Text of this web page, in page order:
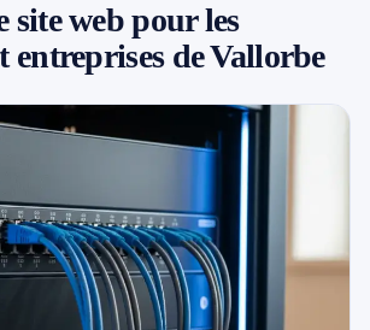
(21 villes)
716 53 82
site web pour les
entreprises de Vallorbe